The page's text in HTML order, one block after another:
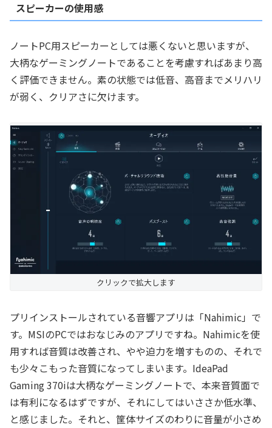
スピーカーの使用感
ノートPC用スピーカーとしては悪くないと思いますが、
大柄なゲーミングノートであることを考慮すればあまり高
く評価できません。素の状態では低音、高音までメリハリ
が弱く、クリアさに欠けます。
クリックで拡大します
プリインストールされている音響アプリは「Nahimic」で
す。MSIのPCではおなじみのアプリですね。Nahimicを使
用すれば音質は改善され、やや迫力を増すものの、それで
も少々こもった音質になってしまいます。IdeaPad
Gaming 370iは大柄なゲーミングノートで、本来音質面で
は有利になるはずですが、それにしてはいささか低水準、
と感じました。それと、筐体サイズのわりに音量が小さめ